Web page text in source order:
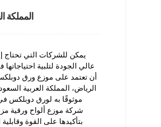
المملكة
يمكن للشركات التي
عالي الجودة لتلبية
أن تعتمد على موزع ورق
الرياض، المملكة العربية
موثوقًا به لورق دوبلكس
شركة موزع ألواح ورقية
بتأكيدها على القوة